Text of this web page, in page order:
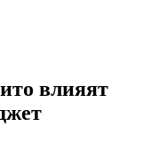
влияят